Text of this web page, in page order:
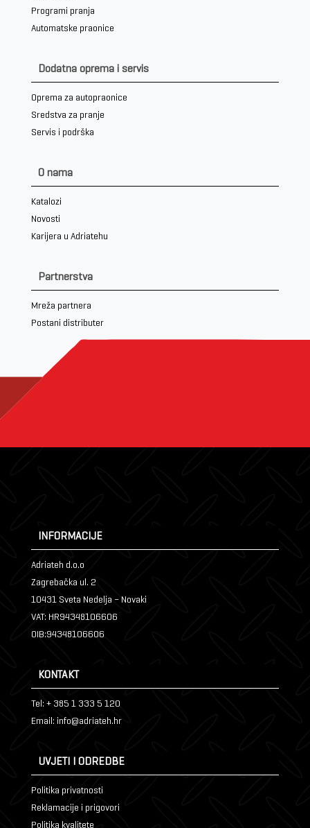
Programi pranja
Automatske praonice
Dodatna oprema i servis
Oprema za autopraonice
Sredstva za pranje
Servis i podrška
O nama
Katalozi
Novosti
Karijera u Adriatehu
Partnerstva
Mreža partnera
Postani distributer
INFORMACIJE
Adriateh d.o.o
Zagrebačka ul. 2
10431 Sveta Nedelja – Novaki
VAT: HR94348106606
OIB:94348106606
KONTAKT
Tel: + 385 1 333 5 120
Email: info@adriateh.hr
UVJETI I ODREDBE
Politika privatnosti
Reklamacije i prigovori
Politika kvalitete